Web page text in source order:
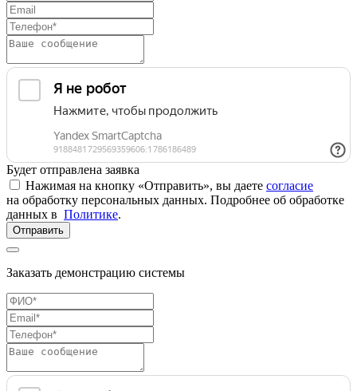
Будет отправлена заявка
Нажимая на кнопку «Отправить», вы даете согласие
на обработку персональных данных. Подробнее об обработке
данных в Политике.
Отправить
Заказать демонстрацию системы